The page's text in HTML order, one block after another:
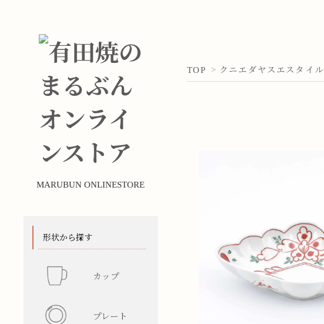
MARUBUN ONLINESTORE
TOP > クニエダヤスエスタイル
形状から探す
カップ フリーカップ
プレート